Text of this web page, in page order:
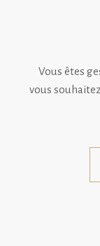
Vous êtes
vous